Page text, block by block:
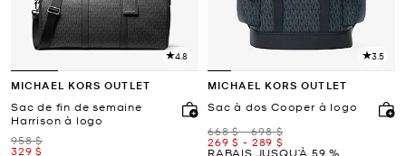
4.8
MICHAEL KORS OUTLET
Sac de fin de semaine
Harrison à logo
était
958 $
maintenant
329 $
3.5
MICHAEL KORS OUTLET
Sac à dos Cooper à logo
était
668 $-to
698 $
maintenant
269 $ -
to maintenant
289 $
RABAIS JUSQU’À 59 %